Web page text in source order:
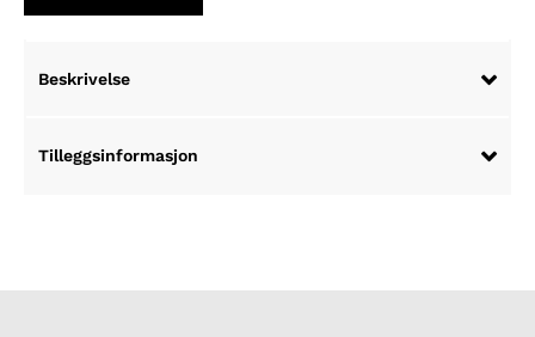
Beskrivelse
Tilleggsinformasjon